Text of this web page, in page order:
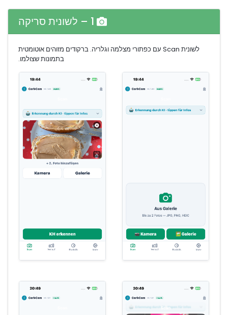
לשונית Scan עם כפתורי מצלמה וגלריה. ברקודים מזוהים אוטומטית
בתמונות שצולמו.